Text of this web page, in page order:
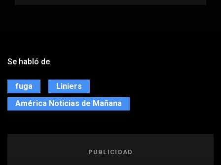
Se habló de
fuga
Liniers
América Noticias de Mañana
PUBLICIDAD